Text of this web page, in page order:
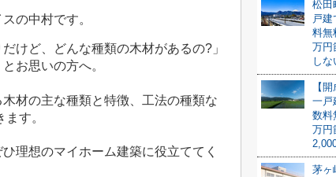
の中村です。
だけど、どんな種類の木材があるの? 」
お思いの方へ。
材の主な種類と特徴、工法の種類な
す。
理想のマイホーム建築に役立ててく
松田
戸
料無
万円
しな
【
一戸
数料
万円
茅ヶ